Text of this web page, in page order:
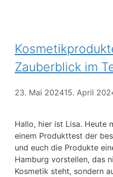
Zauberblick im
23. Mai 202415. April
Hallo, hier ist Lisa. Heute
einem Produkttest der
und euch die Produkte
Hamburg vorstellen, das
Kosmetik steht, sondern